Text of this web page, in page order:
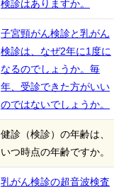
検診はありますか。
子宮頸がん検診と乳がん
検診は、なぜ2年に1度に
なるのでしょうか。毎
年、受診できた方がいい
のではないでしょうか。
健診（検診）の年齢は、
いつ時点の年齢ですか。
乳がん検診の超音波検査